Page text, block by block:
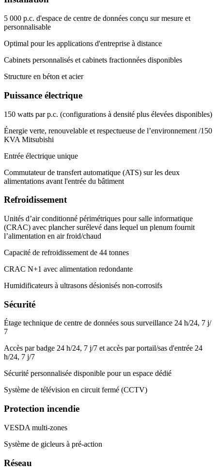
5 000 p.c. d'espace de centre de données conçu sur mesure et
personnalisable
Optimal pour les applications d'entreprise à distance
Cabinets personnalisés et cabinets fractionnées disponibles
Structure en béton et acier
Puissance électrique
150 watts par p.c. (configurations à densité plus élevées disponibles)
Énergie verte, renouvelable et respectueuse de l’environnement /150
KVA Mitsubishi
Entrée électrique unique
Commutateur de transfert automatique (ATS) sur les deux
alimentations avant l'entrée du bâtiment
Refroidissement
Unités d’air conditionné périmétriques pour salle informatique
(CRAC) avec plancher surélevé dans lequel un plenum fournit
l’alimentation en air froid/chaud
Capacité de refroidissement de 44 tonnes
CRAC N+1 avec alimentation redondante
Humidificateurs à ultrasons désionisés non-corrosifs
Sécurité
Étage technique de centre de données sous surveillance 24 h/24, 7 j/
7
Accès par badge 24 h/24, 7 j/7 et accès par portail/sas d'entrée 24
h/24, 7 j/7
Sécurité personnalisée disponible pour un espace dédié
Système de télévision en circuit fermé (CCTV)
Protection incendie
VESDA multi-zones
Système de gicleurs à pré-action
Réseau